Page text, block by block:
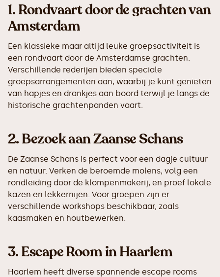
1.Rondvaart door de grachten van
Amsterdam
Een klassieke maar altijd leuke groepsactiviteit is
een rondvaart door de Amsterdamse grachten.
Verschillende rederijen bieden speciale
groepsarrangementen aan, waarbij je kunt genieten
van hapjes en drankjes aan boord terwijl je langs de
historische grachtenpanden vaart.
2.Bezoek aan Zaanse Schans
De Zaanse Schans is perfect voor een dagje cultuur
en natuur. Verken de beroemde molens, volg een
rondleiding door de klompenmakerij, en proef lokale
kazen en lekkernijen. Voor groepen zijn er
verschillende workshops beschikbaar, zoals
kaasmaken en houtbewerken.
3.Escape Room in Haarlem
Haarlem heeft diverse spannende escape rooms